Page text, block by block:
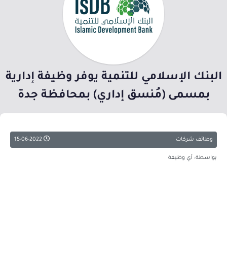
البنك الإسلامي للتنمية يوفر وظيفة إدارية
بمسمى (مُنسق إداري) بمحافظة جدة
وظائف شركات
بواسطة: أي وظيفة